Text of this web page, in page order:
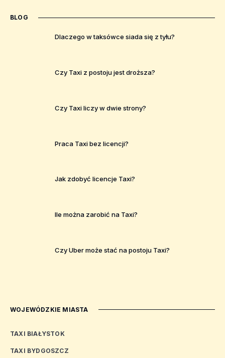
BLOG
Dlaczego w taksówce siada się z tyłu?
Czy Taxi z postoju jest droższa?
Czy Taxi liczy w dwie strony?
Praca Taxi bez licencji?
Jak zdobyć licencje Taxi?
Ile można zarobić na Taxi?
Czy Uber może stać na postoju Taxi?
WOJEWÓDZKIE MIASTA
TAXI BIAŁYSTOK
TAXI BYDGOSZCZ